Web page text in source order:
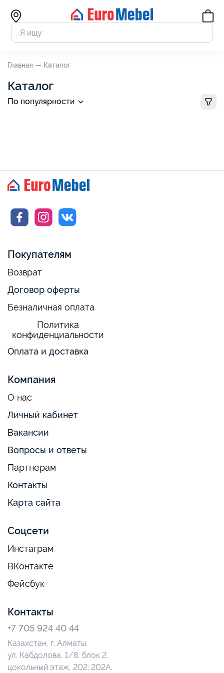
Главная — Каталог
Каталог
По популярности
Покупателям
Возврат
Договор оферты
Безналичная оплата
Политика
конфиденциальности
Оплата и доставка
Компания
О нас
Личный кабинет
Вакансии
Вопросы и ответы
Партнерам
Контакты
Карта сайта
Соцсети
Инстаграм
ВКонтакте
Фейсбук
Контакты
+7 705 924 40 44
Казахстан, г. Алматы,
ул. Кабдолова, 1/8, блок 2,
цокольный этаж, 202; 202А.